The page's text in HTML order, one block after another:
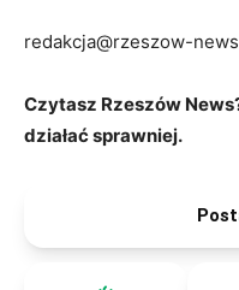
redakcja@rzeszow-
Czytasz Rzeszów
działać sprawniej.